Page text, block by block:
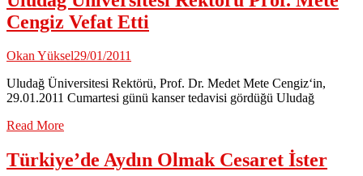
Cengiz Vefat Etti
Okan Yüksel29/01/2011
Uludağ Üniversitesi Rektörü, Prof. Dr. Medet Mete Cengiz‘in,
29.01.2011 Cumartesi günü kanser tedavisi gördüğü Uludağ
Read More
Türkiye’de Aydın Olmak Cesaret İster